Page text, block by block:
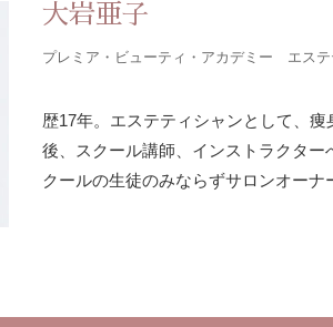
大岩亜子
プレミア・ビューティ・アカデミー エステ
歴17年。エステティシャンとして、
後、スクール講師、インストラクタ
クールの生徒のみならずサロンオーナ